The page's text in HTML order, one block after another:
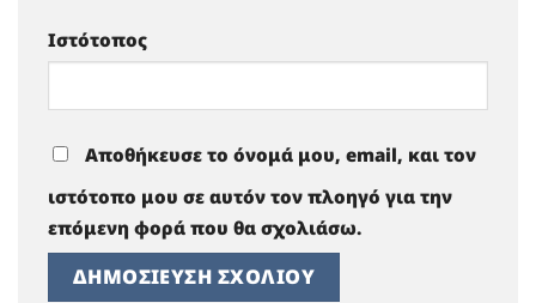
Ιστότοπος
Αποθήκευσε το όνομά μου, email, και τον
ιστότοπο μου σε αυτόν τον πλοηγό για την
επόμενη φορά που θα σχολιάσω.